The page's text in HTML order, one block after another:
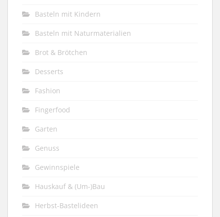
Basteln mit Kindern
Basteln mit Naturmaterialien
Brot & Brötchen
Desserts
Fashion
Fingerfood
Garten
Genuss
Gewinnspiele
Hauskauf & (Um-)Bau
Herbst-Bastelideen